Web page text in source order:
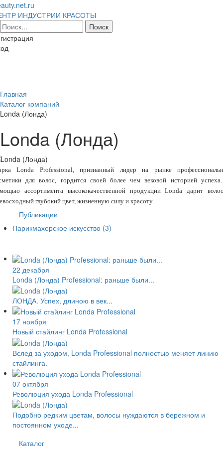
ИНДУСТРИИ КРАСОТЫ
Главная
Каталог компаний
Londa (Лонда)
Londa (Лонда)
Londa Professional, признанный лидер на рынке
для волос, гордится своей более чем вековой историей
ассортимента высококачественной продукции Londa дарит
глубокий цвет, жизненную силу и красоту.
Публикации
Парикмахерское искусство (3)
22 декабря
Londa (Лонда) Professional: раньше были...
ЛОНДА. Успех, длиною в век...
17 ноября
Новый стайлинг Londa Professional
Вслед за уходом, Londa Professional полностью меняет линию
стайлинга.
07 октября
Революция ухода Londa Professional
Подобно редким цветам, волосы нуждаются в бережном и
постоянном уходе...
Каталог